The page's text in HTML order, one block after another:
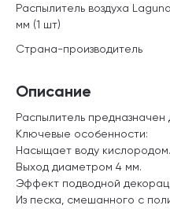
Описание
Распылитель
Ключевые особенности:
Насыщает воду кислородом.
Выход диаметром 4 мм.
Эффект подводной
Из песка, смешанного с
Распылитель воздуха
мм (1 шт)
Страна-производитель